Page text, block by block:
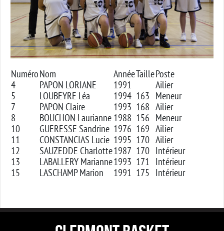
NuméroNom AnnéeTaillePoste
4
PAPON LORIANE 1991
Ailier
5
LOUBEYRE Léa 1994 163 Meneur
7
PAPON Claire 1993 168 Ailier
8
BOUCHON Laurianne 1988 156 Meneur
10
GUERESSE Sandrine 1976 169 Ailier
11
CONSTANCIAS Lucie 1995 170 Ailier
12
SAUZEDDE Charlotte1987 170 Intérieur
13
LABALLERY Marianne1993 171
Intérieur
15
LASCHAMP Marion 1991 175 Intérieur